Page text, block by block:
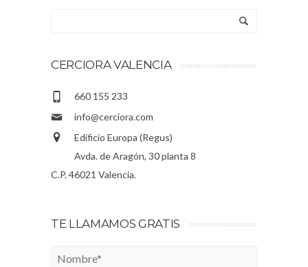
CERCIORA VALENCIA
660 155 233
info@cerciora.com
Edificio Europa (Regus)
Avda. de Aragón, 30 planta 8
C.P. 46021 Valencia.
TE LLAMAMOS GRATIS